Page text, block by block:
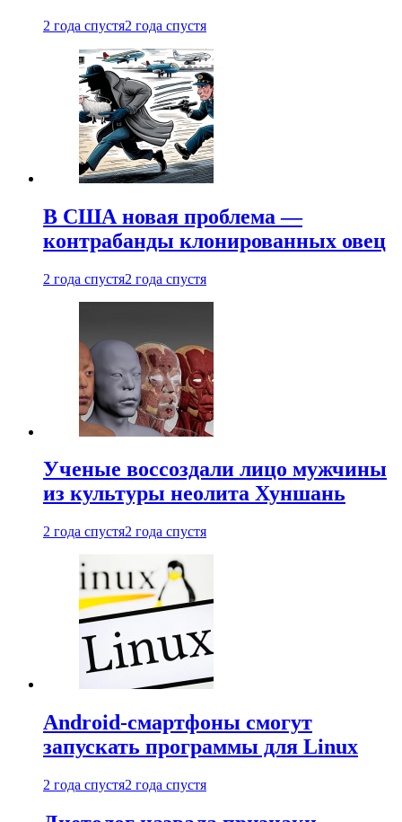
2 года спустя2 года спустя
В США новая проблема —
контрабанды клонированных овец
2 года спустя2 года спустя
Ученые воссоздали лицо мужчины
из культуры неолита Хуншань
2 года спустя2 года спустя
Android-смартфоны смогут
запускать программы для Linux
2 года спустя2 года спустя